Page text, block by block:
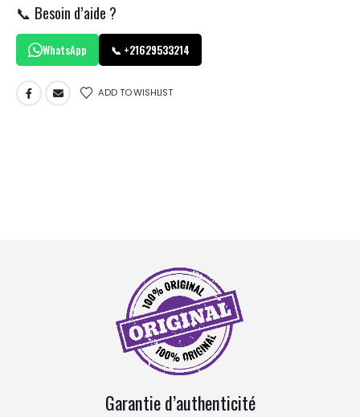
📞 Besoin d’aide ?
WhatsApp 📞 +21629533214
ADD TO WISHLIST
Garantie d’authenticité